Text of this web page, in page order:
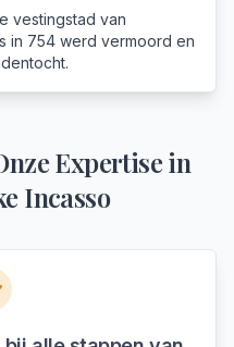
vestingstad van
in 754 werd vermoord en
Expertise in
Incasso